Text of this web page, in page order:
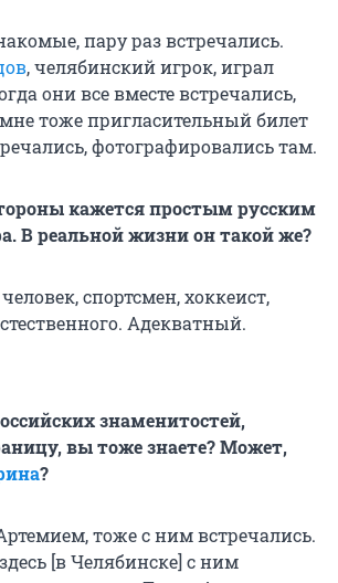
пару раз встречались.
, челябинский игрок, играл
они все вместе встречались,
тоже пригласительный билет
фотографировались там.
кажется простым русским
В реальной жизни он такой же?
спортсмен, хоккеист,
Адекватный.
знаменитостей,
вы тоже знаете? Может,
?
тоже с ним встречались.
[в Челябинске] с ним